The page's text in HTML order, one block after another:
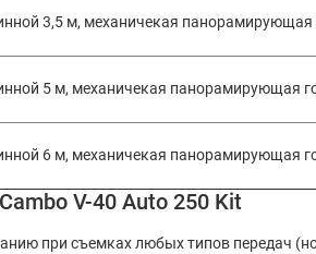
3,5 м, механичекая панорамирующая
5 м, механичекая панорамирующая
6 м, механичекая панорамирующая
V-40 Auto 250 Kit
при съемках любых типов передач